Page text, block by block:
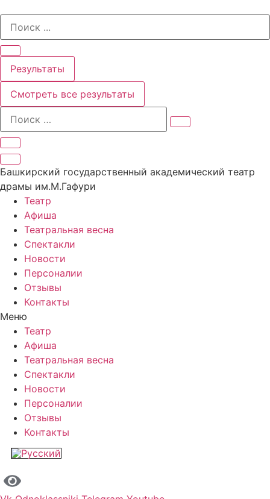
содержимому
Search
Результаты
Смотреть все результаты
Башкирский государственный академический театр
драмы им.М.Гафури
Театр
Афиша
Театральная весна
Спектакли
Новости
Персоналии
Отзывы
Контакты
Меню
Театр
Афиша
Театральная весна
Спектакли
Новости
Персоналии
Отзывы
Контакты